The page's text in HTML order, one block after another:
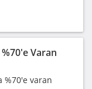
Varan
%70'e varan